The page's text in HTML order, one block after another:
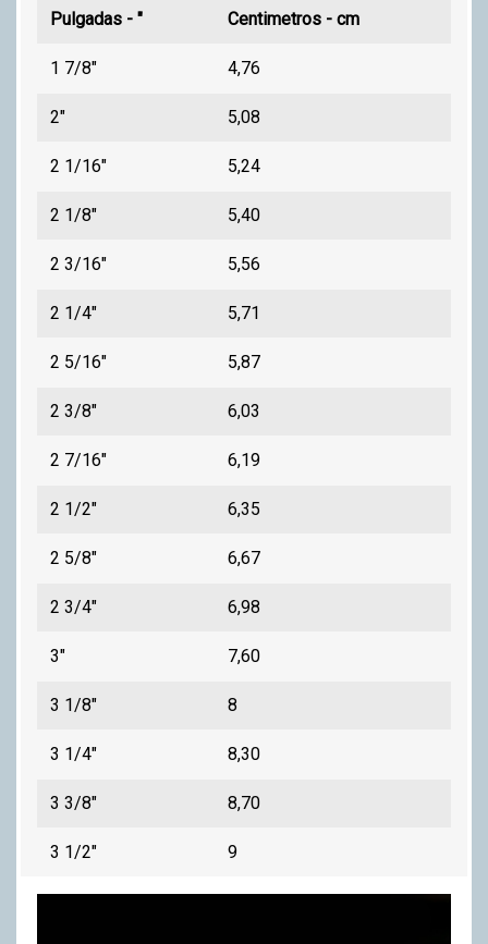
Pulgadas - " Centimetros - cm
1 7/8" 4,76
2" 5,08
2 1/16" 5,24
2 1/8" 5,40
2 3/16" 5,56
2 1/4" 5,71
2 5/16" 5,87
2 3/8" 6,03
2 7/16" 6,19
2 1/2" 6,35
2 5/8" 6,67
2 3/4" 6,98
3" 7,60
3 1/8" 8
3 1/4" 8,30
3 3/8" 8,70
3 1/2" 9